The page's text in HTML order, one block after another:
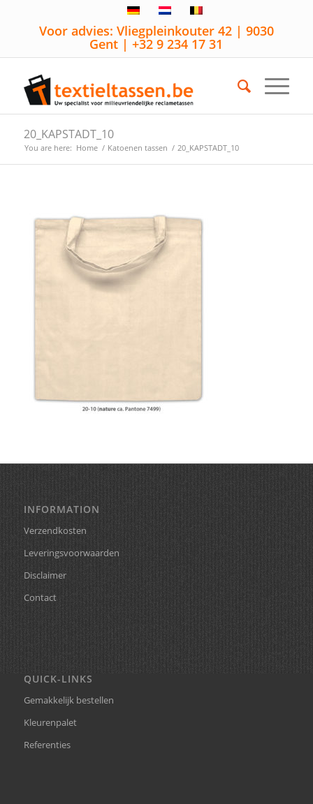
Voor advies: Vliegpleinkouter 42 | 9030
Gent | +32 9 234 17 31
20_KAPSTADT_10
You are here: Home / Katoenen tassen / 20_KAPSTADT_10
INFORMATION
Verzendkosten
Leveringsvoorwaarden
Disclaimer
Contact
QUICK-LINKS
Gemakkelijk bestellen
Kleurenpalet
Referenties